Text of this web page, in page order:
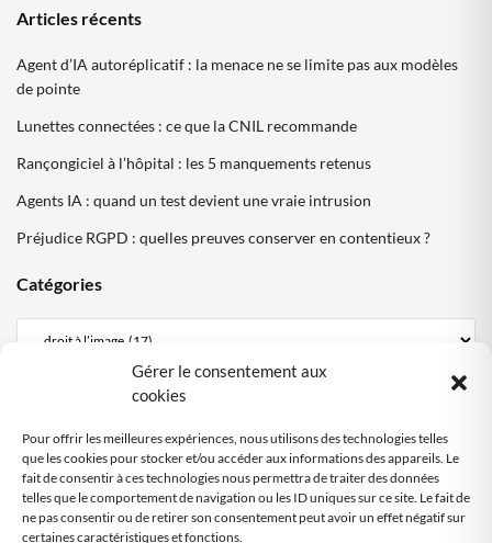
Gérer le consentement aux
cookies
Pour offrir les meilleures expériences, nous utilisons des technologies telles
que les cookies pour stocker et/ou accéder aux informations des appareils. Le
fait de consentir à ces technologies nous permettra de traiter des données
telles que le comportement de navigation ou les ID uniques sur ce site. Le fait de
ne pas consentir ou de retirer son consentement peut avoir un effet négatif sur
certaines caractéristiques et fonctions.
Articles récents
Agent d’IA autoréplicatif : la menace ne se limite pas aux modèles
de pointe
Lunettes connectées : ce que la CNIL recommande
Rançongiciel à l’hôpital : les 5 manquements retenus
Agents IA : quand un test devient une vraie intrusion
Préjudice RGPD : quelles preuves conserver en contentieux ?
Catégories
Mentions Légales
Politique cookies DPO Partagé
Nous contacter